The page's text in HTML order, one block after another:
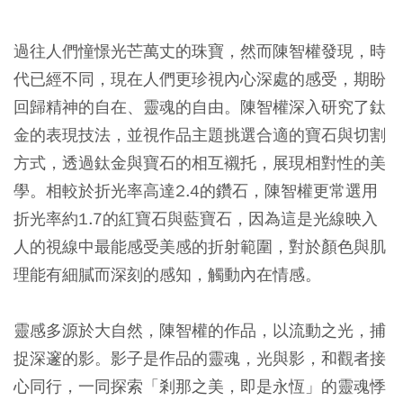
過往人們憧憬光芒萬丈的珠寶，然而陳智權發現，時
代已經不同，現在人們更珍視內心深處的感受，期盼
回歸精神的自在、靈魂的自由。陳智權深入研究了鈦
金的表現技法，並視作品主題挑選合適的寶石與切割
方式，透過鈦金與寶石的相互襯托，展現相對性的美
學。相較於折光率高達2.4的鑽石，陳智權更常選用
折光率約1.7的紅寶石與藍寶石，因為這是光線映入
人的視線中最能感受美感的折射範圍，對於顏色與肌
理能有細膩而深刻的感知，觸動內在情感。
靈感多源於大自然，陳智權的作品，以流動之光，捕
捉深邃的影。影子是作品的靈魂，光與影，和觀者接
心同行，一同探索「剎那之美，即是永恆」的靈魂悸